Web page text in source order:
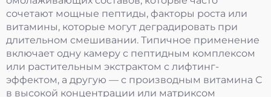
сочетают мощные пептиды, факторы роста или
витамины, которые могут деградировать при
длительном смешивании. Типичное применение
включает одну камеру с пептидным комплексом
или растительным экстрактом с лифтинг-
эффектом, а другую — с производным витамина С
в высокой концентрации или матриксом